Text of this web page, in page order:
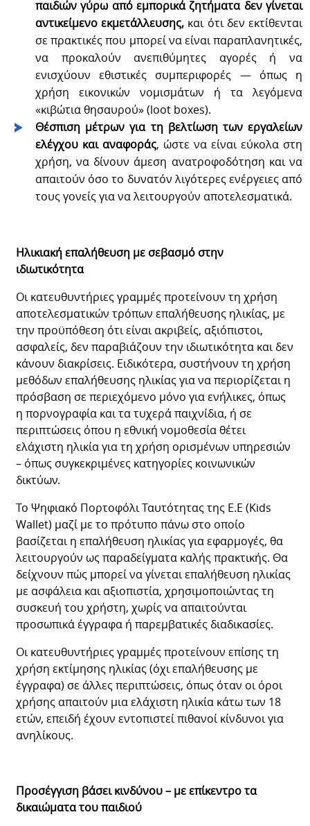
παιδιών γύρω από εμπορικά ζητήματα δεν γίνεται
αντικείμενο εκμετάλλευσης, και ότι δεν εκτίθενται
σε πρακτικές που μπορεί να είναι παραπλανητικές,
να προκαλούν ανεπιθύμητες αγορές ή να
ενισχύουν εθιστικές συμπεριφορές — όπως η
χρήση εικονικών νομισμάτων ή τα λεγόμενα
«κιβώτια θησαυρού» (loot boxes).
Θέσπιση μέτρων για τη βελτίωση των εργαλείων
ελέγχου και αναφοράς, ώστε να είναι εύκολα στη
χρήση, να δίνουν άμεση ανατροφοδότηση και να
απαιτούν όσο το δυνατόν λιγότερες ενέργειες από
τους γονείς για να λειτουργούν αποτελεσματικά.
Ηλικιακή επαλήθευση με σεβασμό στην
ιδιωτικότητα
Οι κατευθυντήριες γραμμές προτείνουν τη χρήση
αποτελεσματικών τρόπων επαλήθευσης ηλικίας, με
την προϋπόθεση ότι είναι ακριβείς, αξιόπιστοι,
ασφαλείς, δεν παραβιάζουν την ιδιωτικότητα και δεν
κάνουν διακρίσεις. Ειδικότερα, συστήνουν τη χρήση
μεθόδων επαλήθευσης ηλικίας για να περιορίζεται η
πρόσβαση σε περιεχόμενο μόνο για ενήλικες, όπως
η πορνογραφία και τα τυχερά παιχνίδια, ή σε
περιπτώσεις όπου η εθνική νομοθεσία θέτει
ελάχιστη ηλικία για τη χρήση ορισμένων υπηρεσιών
– όπως συγκεκριμένες κατηγορίες κοινωνικών
δικτύων.
Το Ψηφιακό Πορτοφόλι Ταυτότητας της Ε.Ε (Kids
Wallet) μαζί με το πρότυπο πάνω στο οποίο
βασίζεται η επαλήθευση ηλικίας για εφαρμογές, θα
λειτουργούν ως παραδείγματα καλής πρακτικής. Θα
δείχνουν πώς μπορεί να γίνεται επαλήθευση ηλικίας
με ασφάλεια και αξιοπιστία, χρησιμοποιώντας τη
συσκευή του χρήστη, χωρίς να απαιτούνται
προσωπικά έγγραφα ή παρεμβατικές διαδικασίες.
Οι κατευθυντήριες γραμμές προτείνουν επίσης τη
χρήση εκτίμησης ηλικίας (όχι επαλήθευσης με
έγγραφα) σε άλλες περιπτώσεις, όπως όταν οι όροι
χρήσης απαιτούν μια ελάχιστη ηλικία κάτω των 18
ετών, επειδή έχουν εντοπιστεί πιθανοί κίνδυνοι για
ανηλίκους.
Προσέγγιση βάσει κινδύνου – με επίκεντρο τα
δικαιώματα του παιδιού